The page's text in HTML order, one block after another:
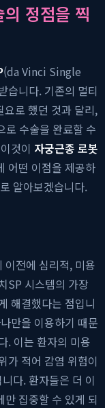
정점을 찍
(da Vinci Single
습니다. 기존의 멀티
로 했던 것과 달리,
로 수술을 완료할 수
것이 자궁근종 로봇
어떤 이점을 제공하
알아보겠습니다.
이전에 심리적, 미용
SP 시스템의 가장
해결했다는 점입니
만을 이용하기 때문
. 이는 환자의 미용
가 적어 감염 위험이
다. 환자들은 더 이
집중할 수 있게 되